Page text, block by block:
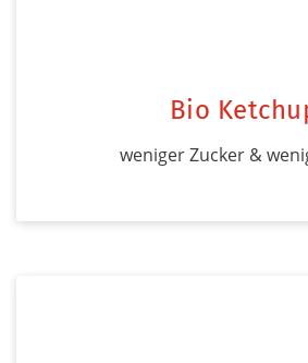
Bio
weniger Zucker &